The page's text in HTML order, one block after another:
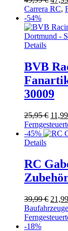
Preis
Carrera RC,
-54%
Details
BVB
30009
25,95€
Preis
war:
11,99
-45%
Details
RC
39,99€
Preis
war:
21,99
Baufahrzeuge
-18%